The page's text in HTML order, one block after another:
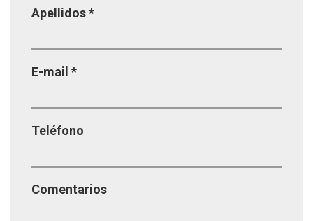
Apellidos*
E-mail *
Teléfono
Comentarios